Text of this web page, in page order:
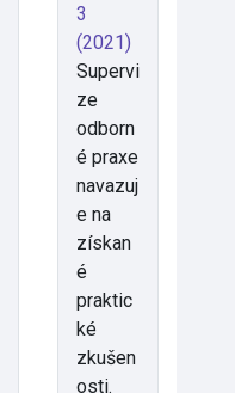
3
(2021)
Supervi
ze
odborn
é praxe
navazuj
e na
získan
é
praktic
ké
zkušen
osti.